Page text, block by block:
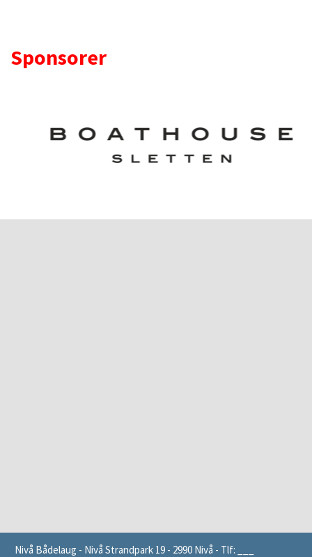
Sponsorer
Nivå Bådelaug - Nivå Strandpark 19 - 2990 Nivå - Tlf: ___